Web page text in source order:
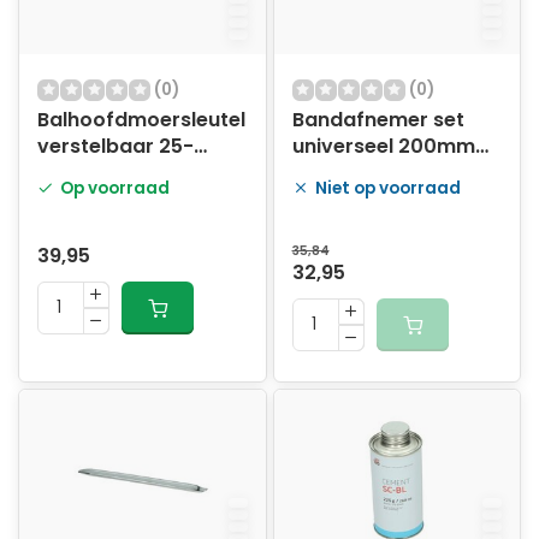
Een nieuwebougie plaatsenzodat je scooter altijd
makkelijk start.
Door je scooter goed te onderhouden, verleng je niet
Handige gereedschappen voor
scooteronderhoud
OpArtsloten.nlvind je alles wat je nodig hebt om zelf
– Maak het vervangen van je bougie
supermakkelijk zonder risico op beschadiging. Bekijk
(0)
Balhoofdmoersleutel
verstelbaar 25-
Op voorraad
39,95
(0)
Bandafnemer set
universeel 200mm
3pcs
Niet op voorraad
35,84
32,95